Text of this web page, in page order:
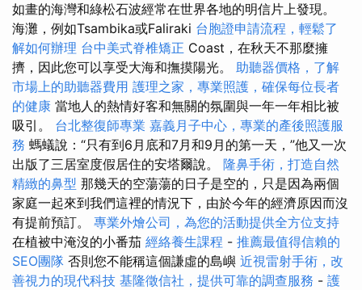
如畫的海灣和綠松石波經常在世界各地的明信片上發現。
海灘，例如Tsambika或Faliraki 台胞證申請流程，輕鬆了
解如何辦理 台中美式脊椎矯正 Coast，在秋天不那麼擁
擠，因此您可以享受大海和撫摸陽光。 助聽器價格，了解
市場上的助聽器費用 護理之家，專業照護，確保每位長者
的健康 當地人的熱情好客和無關的氛圍與一年一年相比被
吸引。 台北整復師專業 嘉義月子中心，專業的產後照護服
務 螞蟻說：“只有到6月底和7月和9月的第一天，”他又一次
出版了三居室度假居住的安塔爾說。 隆鼻手術，打造自然
精緻的鼻型 那幾天的空蕩蕩的日子是空的，只是因為兩個
家庭一起來到我們這裡的情況下，由於今年的經濟原因而沒
有提前預訂。 專業外燴公司，為您的活動提供全方位支持
在植被中淹沒的小番茄 經絡養生課程 - 推薦最值得信賴的
SEO團隊 否則您不能稱這個謙虛的島嶼 近視雷射手術，改
善視力的現代科技 基隆徵信社，提供可靠的調查服務 - 護